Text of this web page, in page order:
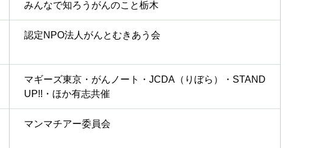
みんなで知ろうがんのこと栃木
認定NPO法人がんとむきあう会
マギーズ東京・がんノート・JCDA（りぼら）・STAND
UP!!・ほか有志共催
マンマチアー委員会